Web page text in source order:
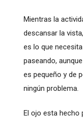
Mientras la
descansar la
es lo que
paseando,
es pequeño y de
ningún problema.
El ojo esta hecho